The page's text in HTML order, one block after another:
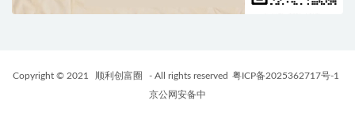
Copyright © 2021 顺利创富圈 - All rights reserved 粤ICP备2025362717号-1
京公网安备中